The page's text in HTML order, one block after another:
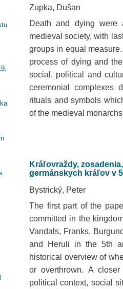
Zupka, Dušan
Death and dying
medieval society, with
groups in equal
process of dying and
social, political and
ceremonial complexes
rituals and symbols
of the medieval
Kráľovraždy,
germánskych kráľov v
Bystrický, Peter
The first part of the
committed in the
Vandals, Franks,
and Heruli in the 5th
historical overview of
or overthrown. A
political context, social